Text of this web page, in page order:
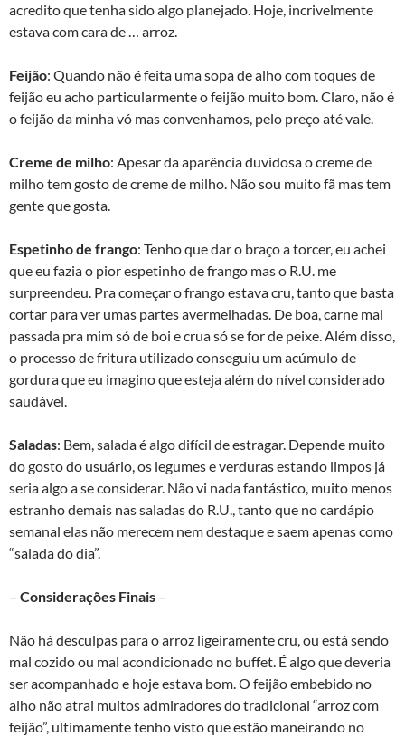
acredito que tenha sido algo planejado. Hoje, incrivelmente
estava com cara de … arroz.
Feijão: Quando não é feita uma sopa de alho com toques de
feijão eu acho particularmente o feijão muito bom. Claro, não é
o feijão da minha vó mas convenhamos, pelo preço até vale.
Creme de milho: Apesar da aparência duvidosa o creme de
milho tem gosto de creme de milho. Não sou muito fã mas tem
gente que gosta.
Espetinho de frango: Tenho que dar o braço a torcer, eu achei
que eu fazia o pior espetinho de frango mas o R.U. me
surpreendeu. Pra começar o frango estava cru, tanto que basta
cortar para ver umas partes avermelhadas. De boa, carne mal
passada pra mim só de boi e crua só se for de peixe. Além disso,
o processo de fritura utilizado conseguiu um acúmulo de
gordura que eu imagino que esteja além do nível considerado
saudável.
Saladas: Bem, salada é algo difícil de estragar. Depende muito
do gosto do usuário, os legumes e verduras estando limpos já
seria algo a se considerar. Não vi nada fantástico, muito menos
estranho demais nas saladas do R.U., tanto que no cardápio
semanal elas não merecem nem destaque e saem apenas como
“salada do dia”.
– Considerações Finais –
Não há desculpas para o arroz ligeiramente cru, ou está sendo
mal cozido ou mal acondicionado no buffet. É algo que deveria
ser acompanhado e hoje estava bom. O feijão embebido no
alho não atrai muitos admiradores do tradicional “arroz com
feijão”, ultimamente tenho visto que estão maneirando no